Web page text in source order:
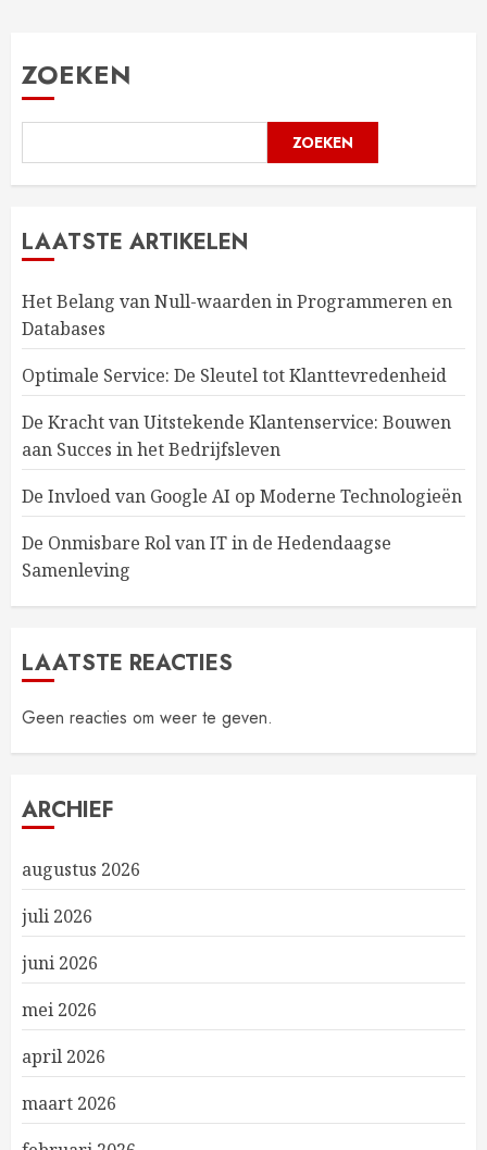
ZOEKEN
ZOEKEN
LAATSTE ARTIKELEN
Het Belang van Null-waarden in Programmeren en
Databases
Optimale Service: De Sleutel tot Klanttevredenheid
De Kracht van Uitstekende Klantenservice: Bouwen
aan Succes in het Bedrijfsleven
De Invloed van Google AI op Moderne Technologieën
De Onmisbare Rol van IT in de Hedendaagse
Samenleving
LAATSTE REACTIES
Geen reacties om weer te geven.
ARCHIEF
augustus 2026
juli 2026
juni 2026
mei 2026
april 2026
maart 2026